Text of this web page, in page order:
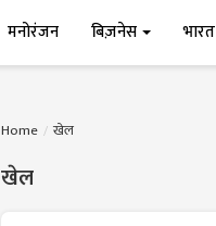
मनोरंजन बिज़नेस भारत
Home खेल
खेल